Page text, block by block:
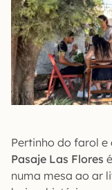
Pertinho do farol e
Pasaje Las Flores
numa mesa ao ar